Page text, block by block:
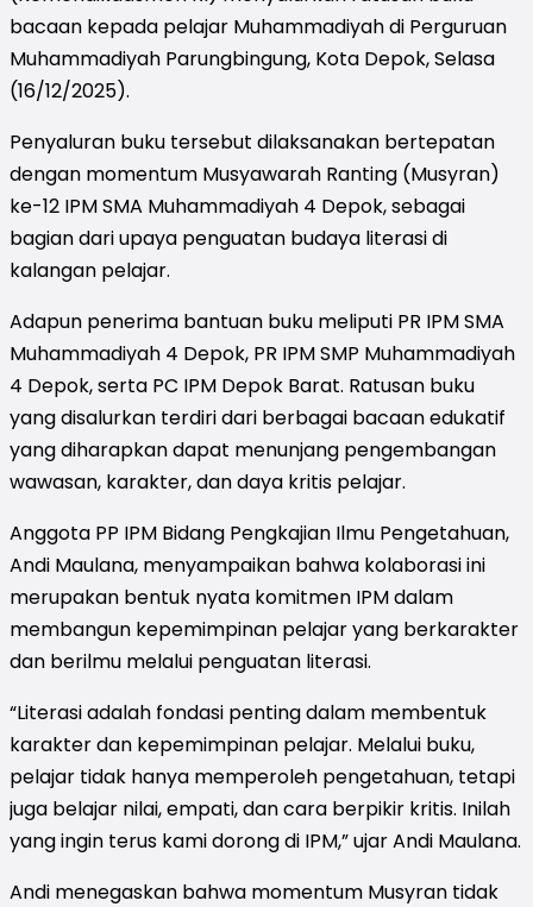
bacaan kepada pelajar Muhammadiyah di Perguruan
Muhammadiyah Parungbingung, Kota Depok, Selasa
(16/12/2025).
Penyaluran buku tersebut dilaksanakan bertepatan
dengan momentum Musyawarah Ranting (Musyran)
ke-12 IPM SMA Muhammadiyah 4 Depok, sebagai
bagian dari upaya penguatan budaya literasi di
kalangan pelajar.
Adapun penerima bantuan buku meliputi PR IPM SMA
Muhammadiyah 4 Depok, PR IPM SMP Muhammadiyah
4 Depok, serta PC IPM Depok Barat. Ratusan buku
yang disalurkan terdiri dari berbagai bacaan edukatif
yang diharapkan dapat menunjang pengembangan
wawasan, karakter, dan daya kritis pelajar.
Anggota PP IPM Bidang Pengkajian Ilmu Pengetahuan,
Andi Maulana, menyampaikan bahwa kolaborasi ini
merupakan bentuk nyata komitmen IPM dalam
membangun kepemimpinan pelajar yang berkarakter
dan berilmu melalui penguatan literasi.
“Literasi adalah fondasi penting dalam membentuk
karakter dan kepemimpinan pelajar. Melalui buku,
pelajar tidak hanya memperoleh pengetahuan, tetapi
juga belajar nilai, empati, dan cara berpikir kritis. Inilah
yang ingin terus kami dorong di IPM,” ujar Andi Maulana.
Andi menegaskan bahwa momentum Musyran tidak